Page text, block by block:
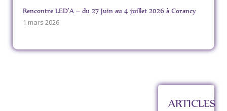
Rencontre LED’A – du 27 Juin au 4 juillet 2026 à Corancy
1 mars 2026
ARTICLES